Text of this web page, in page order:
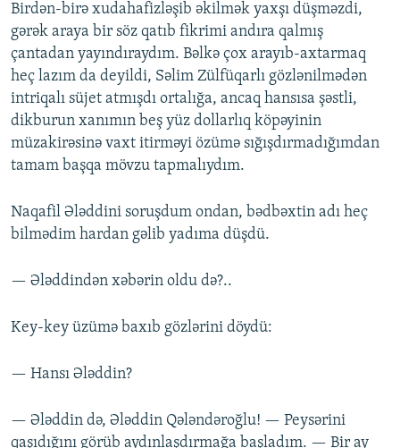
Birdən-birə xudahafizləşib əkilmək yaxşı düşməzdi,
gərək araya bir söz qatıb fikrimi andıra qalmış
çantadan yayındıraydım. Bəlkə çox arayıb-axtarmaq
heç lazım da deyildi, Səlim Zülfüqarlı gözlənilmədən
intriqalı süjet atmışdı ortalığa, ancaq hansısa şəstli,
dikburun xanımın beş yüz dollarlıq köpəyinin
müzakirəsinə vaxt itirməyi özümə sığışdırmadığımdan
tamam başqa mövzu tapmalıydım.
Naqafil Ələddini soruşdum ondan, bədbəxtin adı heç
bilmədim hardan gəlib yadıma düşdü.
— Ələddindən xəbərin oldu də?..
Key-key üzümə baxıb gözlərini döydü:
— Hansı Ələddin?
— Ələddin də, Ələddin Qələndəroğlu! — Peysərini
qaşıdığını görüb aydınlaşdırmağa başladım. — Bir ay